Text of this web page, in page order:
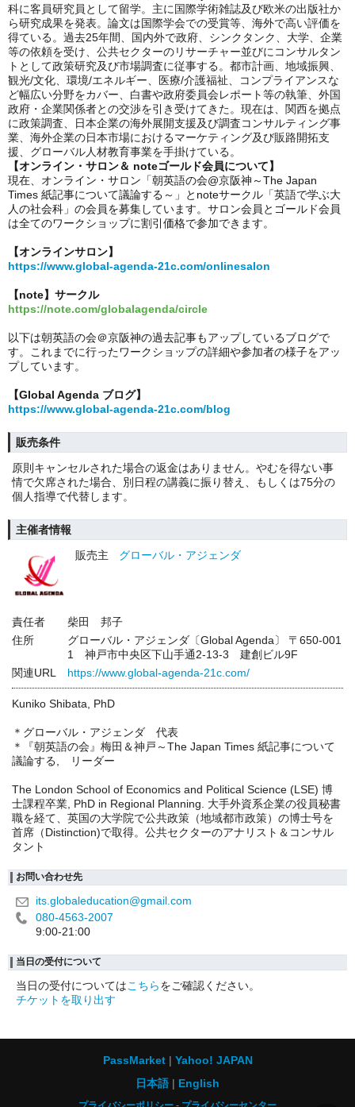
科に客員研究員として留学。主に国際学術雑誌及び欧米の出版社か
ら研究成果を発表。論文は国際学会での受賞等、海外で高い評価を
得ている。過去25年間、国内外で政府、シンクタンク、大学、企業
等の依頼を受け、公共セクターのリサーチャー並びにコンサルタン
トとして政策研究及び市場調査に従事する。都市計画、地域振興、
観光/文化、環境/エネルギー、医療/介護福祉、コンプライアンスな
ど幅広い分野をカバー、白書や政府委員会レポート等の執筆、外国
政府・企業関係者との交渉を引き受けてきた。現在は、関西を拠点
に政策調査、日本企業の海外展開支援及び調査コンサルティング事
業、海外企業の日本市場におけるマーケティング及び販路開拓支
援、グローバル人材教育事業を手掛けている。
【オンライン・サロン＆ noteゴールド会員について】
現在、オンライン・サロン「朝英語の会@京阪神～The Japan
Times 紙記事について議論する～」とnoteサークル「英語で学ぶ大
人の社会科」の会員を募集しています。サロン会員とゴールド会員
は全てのワークショップに割引価格で参加できます。
【オンラインサロン】
https://www.global-agenda-21c.com/onlinesalon
【note】サークル
https://note.com/globalagenda/circle
以下は朝英語の会＠京阪神の過去記事もアップしているブログで
す。これまでに行ったワークショップの詳細や参加者の様子をアッ
プしています。
【Global Agenda ブログ​】
https://www.global-agenda-21c.com/blog
販売条件
原則キャンセルされた場合の返金はありません。やむを得ない事
情で欠席された場合、別日程の講義に振り替え、もしくは75分の
個人指導で代替します。
主催者情報
販売主
グローバル・アジェンダ
責任者
柴田 邦子
住所
グローバル・アジェンダ〔Global Agenda〕 〒650-001
1 神戸市中央区下山手通2-13-3 建創ビル9F
関連URL
https://www.global-agenda-21c.com/
Kuniko Shibata, PhD
＊グローバル・アジェンダ 代表
＊『朝英語の会』梅田＆神戸～The Japan Times 紙記事について
議論する, リーダー
The London School of Economics and Political Science (LSE) 博
士課程卒業, PhD in Regional Planning. 大手外資系企業の役員秘書
職を経て、英国の大学院で公共政策（地域都市政策）の博士号を
首席（Distinction)で取得。公共セクターのアナリスト＆コンサル
タント
お問い合わせ先
its.globaleducation@gmail.com
080-4563-2007
9:00-21:00
当日の受付について
当日の受付についてはこちらをご確認ください。
チケットを取り出す
PassMarket
Yahoo! JAPAN
日本語
English